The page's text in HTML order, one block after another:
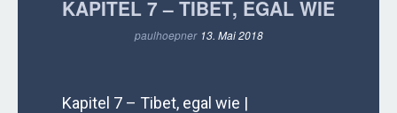
KAPITEL 7 – TIBET, EGAL WIE
paulhoepner 13. Mai 2018
Kapitel 7 – Tibet, egal wie |